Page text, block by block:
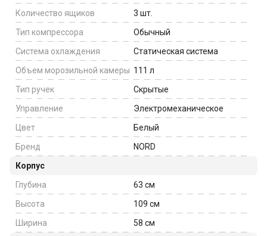
Количество ящиков
3 шт.
Тип компрессора
Обычный
Система охлаждения
Статическая система
Объем морозильной камеры 111 л
Тип ручек
Скрытые
Управление
Электромеханическое
Цвет
Белый
Бренд
NORD
Корпус
Глубина
63 см
Высота
109 см
Ширина
58 см